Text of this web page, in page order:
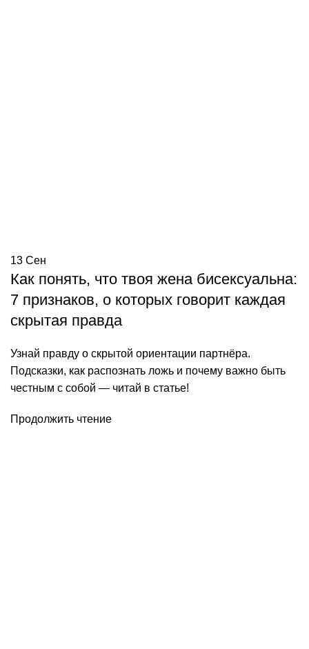
13 Сен
Как понять, что твоя жена бисексуальна:
7 признаков, о которых говорит каждая
скрытая правда
Узнай правду о скрытой ориентации партнёра.
Подсказки, как распознать ложь и почему важно быть
честным с собой — читай в статье!
Продолжить чтение